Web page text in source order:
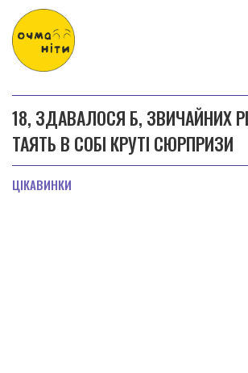
18, ЗДАВАЛОСЯ Б, ЗВИЧАЙНИХ
ТАЯТЬ В СОБІ КРУТІ СЮРПРИЗИ
ЦІКАВИНКИ